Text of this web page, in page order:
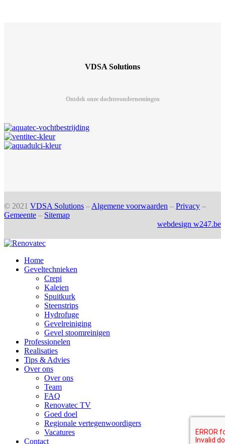
VDSA Solutions
Ontdek onze dochterondernemingen
© 2021 VDSA Solutions – Algemene voorwaarden – Privacy –
Gemeente – Sitemap
webdesign w247.be
Home
Geveltechnieken
Crepi
Kaleien
Spuitkurk
Steenstrips
Hydrofuge
Gevelreiniging
Gevel stoomreinigen
Professionelen
Realisaties
Tips & Advies
Over ons
Over ons
Team
FAQ
Renovatec TV
Goed doel
Regionale vertegenwoordigers
Vacatures
Contact